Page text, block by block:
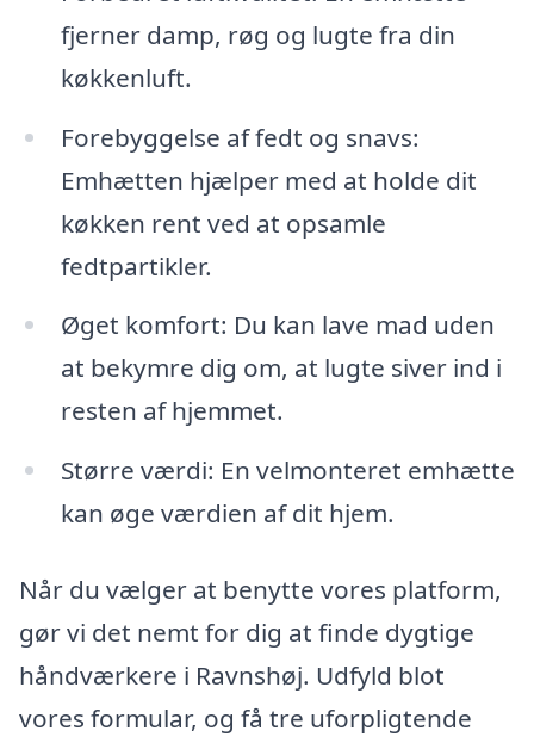
fjerner damp, røg og lugte fra din
køkkenluft.
Forebyggelse af fedt og snavs:
Emhætten hjælper med at holde dit
køkken rent ved at opsamle
fedtpartikler.
Øget komfort: Du kan lave mad uden
at bekymre dig om, at lugte siver ind i
resten af hjemmet.
Større værdi: En velmonteret emhætte
kan øge værdien af dit hjem.
Når du vælger at benytte vores platform,
gør vi det nemt for dig at finde dygtige
håndværkere i Ravnshøj. Udfyld blot
vores formular, og få tre uforpligtende